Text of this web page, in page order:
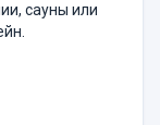
сауны или